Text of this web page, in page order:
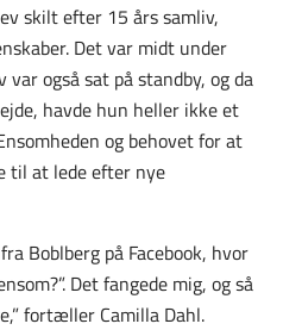
skilt efter 15 års samliv,
Det var midt under
var også sat på standby, og da
havde hun heller ikke et
og behovet for at
til at lede efter nye
Boblberg på Facebook, hvor
Det fangede mig, og så
fortæller Camilla Dahl.